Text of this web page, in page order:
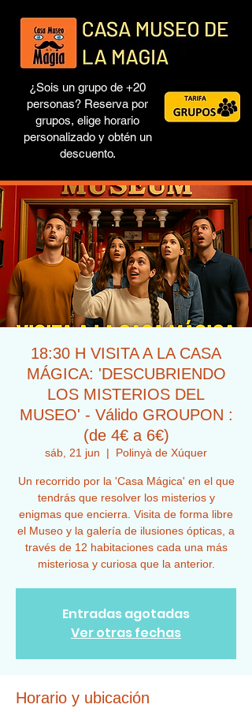
¿Sois un grupo de +20
personas? Reserva por
grupos, elige horario
personalizado y obtén un
descuento.
18:30 H VISITA A LA CASA
MÁGICA: 'DESCUBRIENDO
LOS MISTERIOS DEL
MUSEO' - Válido GROUPON :
(de 4€ a 6€)
sáb, 21 jun
  |
Polinyà de Xúquer
Un recorrido por la 'Casa Mágica' en el que
tendrás que resolver los misterios y
enigmas que encierra. Visita de forma libre
el Museo y la galería de ilusiones ópticas, a
través de 12 habitaciones cada una más
misteriosa y curiosa que la anterior.
Entradas agotadas
Ver otras fechas
Horario y ubicación